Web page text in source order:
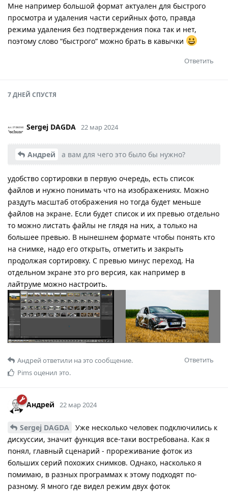
Мне например большой формат актуален для быстрого
просмотра и удаления части серийных фото, правда
режима удаления без подтверждения пока так и нет,
поэтому слово “быстрого” можно брать в кавычки
Ответить
7 ДНЕЙ СПУСТЯ
Sergej DAGDA 22 мар 2024
Андрей а вам для чего это было бы нужно?
удобство сортировки в первую очередь, есть список
файлов и нужно понимать что на изображениях. Можно
раздуть масштаб отображения но тогда будет меньше
файлов на экране. Если будет список и их превью отдельно
то можно листать файлы не глядя на них, а только на
большее превью. В нынешнем формате чтобы понять кто
на снимке, надо его открыть, отметить и закрыть
продолжая сортировку. С превью минус переход. На
отдельном экране это pro версия, как например в
лайтруме можно настроить.
Ответить
Андрейответили на это сообщение.
Pimsоценил это.
Андрей 22 мар 2024
Sergej DAGDA
Уже несколько человек подключились к
дискуссии, значит функция все-таки востребована. Как я
понял, главный сценарий - прореживание фоток из
больших серий похожих снимков. Однако, насколько я
помимаю, в разных программах к этому подходят по-
разному. Я много где видел режим двух фоток